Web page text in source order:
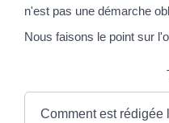
n'est pas une démarche
Nous faisons le point sur
Comment est rédigée